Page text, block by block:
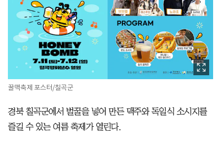
꿀맥축제 포스터/칠곡군
경북 칠곡군에서 벌꿀을 넣어 만든 맥주와 독일식 소시지를
즐길 수 있는 여름 축제가 열린다.